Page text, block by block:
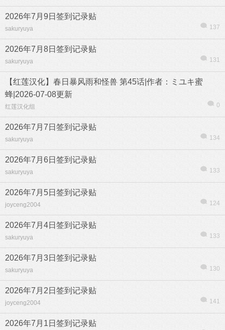
2026年7月9日签到记录贴
sakuryuya 137
2026年7月8日签到记录贴
sakuryuya 131
【红莲汉化】春日暴风雨和怪兽 第45话|作者：ミユキ蜜
蜂|2026-07-08更新
红莲汉化组 0
2026年7月7日签到记录贴
sakuryuya 134
2026年7月6日签到记录贴
sakuryuya 133
2026年7月5日签到记录贴
joyceng2004 124
2026年7月4日签到记录贴
sakuryuya 133
2026年7月3日签到记录贴
sakuryuya 130
2026年7月2日签到记录贴
joyceng2004 141
2026年7月1日签到记录贴